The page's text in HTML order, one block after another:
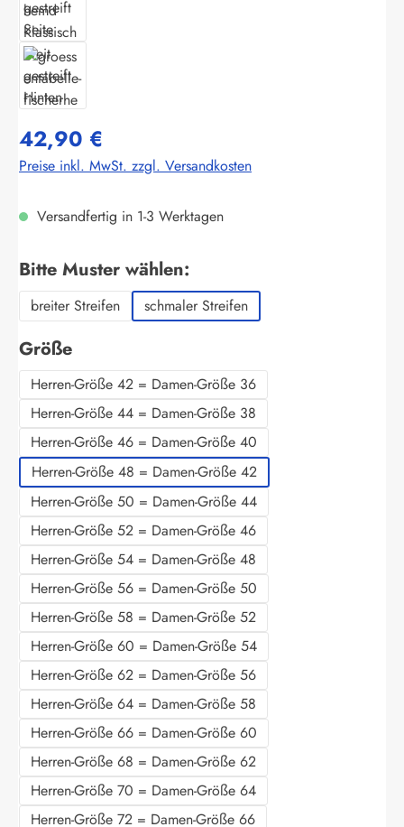
42,90 €
Preise inkl. MwSt. zzgl. Versandkosten
Versandfertig in 1-3 Werktagen
Bitte Muster wählen:
breiter Streifen schmaler Streifen
Größeauswählen
Herren-Größe 42 = Damen-Größe 36
Herren-Größe 44 = Damen-Größe 38
Herren-Größe 46 = Damen-Größe 40
Herren-Größe 48 = Damen-Größe 42
Herren-Größe 50 = Damen-Größe 44
Herren-Größe 52 = Damen-Größe 46
Herren-Größe 54 = Damen-Größe 48
Herren-Größe 56 = Damen-Größe 50
Herren-Größe 58 = Damen-Größe 52
Herren-Größe 60 = Damen-Größe 54
Herren-Größe 62 = Damen-Größe 56
Herren-Größe 64 = Damen-Größe 58
Herren-Größe 66 = Damen-Größe 60
Herren-Größe 68 = Damen-Größe 62
Herren-Größe 70 = Damen-Größe 64
Herren-Größe 72 = Damen-Größe 66